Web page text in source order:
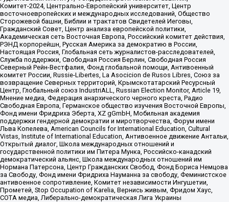
Комитет-2024, Центрально-Европейский университет, Центр
восточноевропейских и международных исследований, Общество
Сторожевой башни, Библии и трактатов Свидетелей Иеговы,
Гражданский Совет, Центр анализа европейской политики,
Академическая сеть Восточная Европа, Российский комитет действия,
РЭНД корпорейшн, Русская Америка за демократию в России,
Настоящая Россия, Глобальная сеть журналистов-расследователей,
Служба поддержки, Свободная Россия Берлин, Свободная Россия
Северный Рейн-Вестфалия, Фонд глобальной помощи, Антивоенный
комитет России, Russie-Libertes, La Asocicion de Rusos Libres, Союз за
возвращение Северных территорий, Крымскотатарский Ресурсный
Центр, Глобальный союз IndustriALL, Russian Election Monitor, Article 19,
Мнение медиа, Федерация анархического черного креста, Радио
Свободная Европа, Германское общество изучения Восточной Европы,
Фонд имени Фридриха Эберта, XZ gGmbH, Мобильная академия
поддержки гендерной демократии и миротворчества, Форум имени
Льва Копелева, American Councils for International Education, Cultural
Vistas, Institute of International Education, Антивоенное движение Антальи,
Открытый диалог, Школа международных отношений и
государственной политики им Питера Мунка, Российско-канадский
демократический альянс, Школа международных отношений им
Нормана Патерсона, Центр Гражданских Свобод, Фонд Бориса Немцова
за Свободу, Фонд имени Фридриха Науманна за свободу, Феминистское
антивоенное сопротивление, Комитет независимости Ингушетии,
Прометей, Stop Occupation of Karelia, Вернись живым, Фридом Хаус,
СОТА медиа, Либерально-демократическая Лига Украины